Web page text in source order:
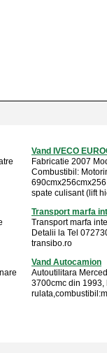
Vand IVECO
Fabricatie 2007
Combustibil:
spate culisant (lift
Transport marfa
Transport marfa
Detalii la Tel
transibo.ro
Vand Autocamion
Autoutilitara
3700cmc din